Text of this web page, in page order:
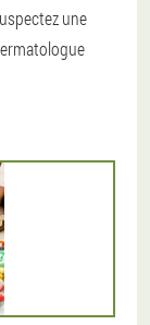
une